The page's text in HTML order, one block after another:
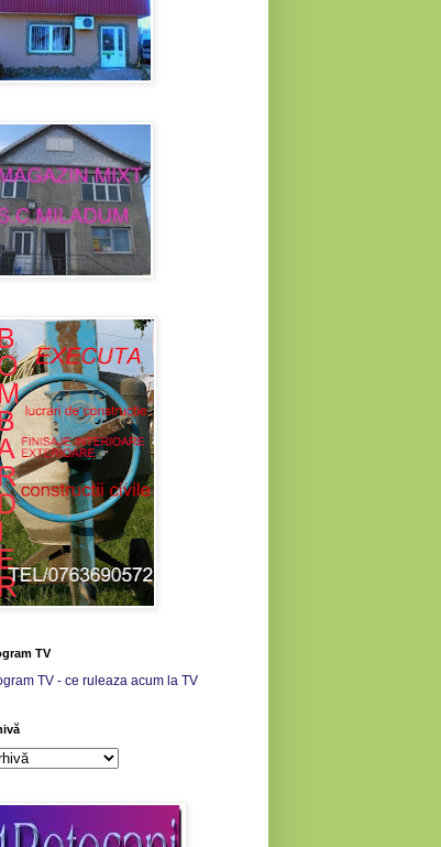
TV
TV - ce ruleaza acum la TV